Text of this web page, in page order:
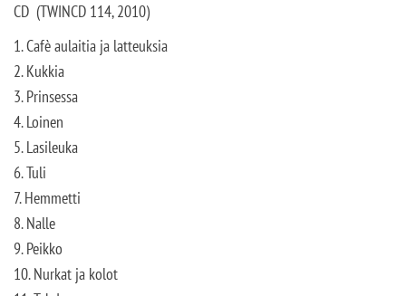
CD (TWINCD 114, 2010)
1. Cafè aulaitia ja latteuksia
2. Kukkia
3. Prinsessa
4. Loinen
5. Lasileuka
6. Tuli
7. Hemmetti
8. Nalle
9. Peikko
10. Nurkat ja kolot